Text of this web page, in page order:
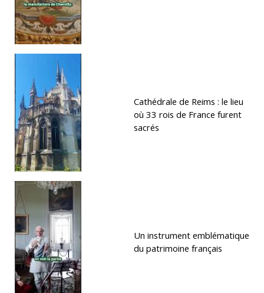
Cathédrale de Reims : le lieu
où 33 rois de France furent
sacrés
Un instrument emblématique
du patrimoine français